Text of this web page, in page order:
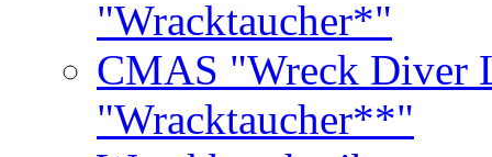
"Wracktaucher*"
CMAS "Wreck Diver
"Wracktaucher**"